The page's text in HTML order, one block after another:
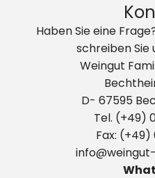
Haben Sie eine
schreiben Sie
Weingut
D- 67595
Tel. (+49)
Fax: (+49)